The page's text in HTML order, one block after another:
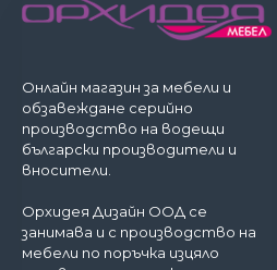
Онлайн магазин за мебели и
обзавеждане серийно
производство на водещи
български производители и
вносители.
Орхидея Дизайн ООД се
занимава и с производство на
мебели по поръчка изцяло